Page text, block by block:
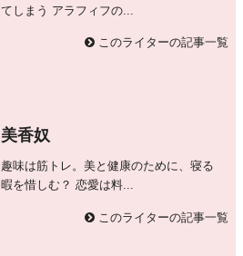
てしまう アラフィフの...
このライターの記事一覧
美香奴
趣味は筋トレ。美と健康のために、寝る
暇を惜しむ？ 恋愛は料...
このライターの記事一覧